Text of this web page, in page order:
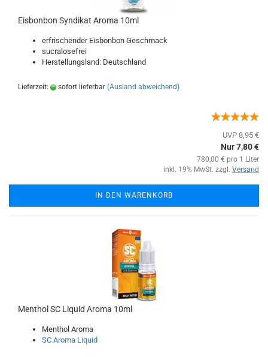
Eisbonbon Syndikat Aroma 10ml
erfrischender Eisbonbon Geschmack
sucralosefrei
Herstellungsland: Deutschland
Lieferzeit: sofort lieferbar (Ausland abweichend)
UVP 8,95 €
Nur 7,80 €
780,00 € pro 1 Liter
inkl. 19% MwSt. zzgl. Versand
IN DEN WARENKORB
Menthol SC Liquid Aroma 10ml
Menthol Aroma
SC Aroma Liquid